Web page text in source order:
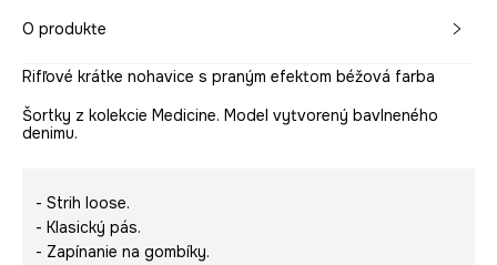
O produkte
Rifľové krátke nohavice s praným efektom béžová farba
Šortky z kolekcie Medicine. Model vytvorený bavlneného
denimu.
- Strih loose.
- Klasický pás.
- Zapínanie na gombíky.